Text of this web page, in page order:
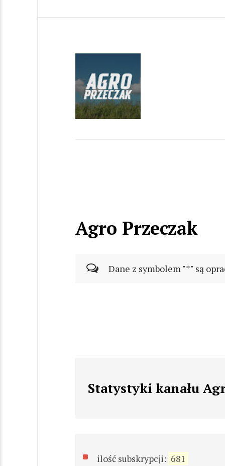
Agro Przeczak
Dane z symbolem "*" są
Statystyki kanału
ilość subskrypcji: 681